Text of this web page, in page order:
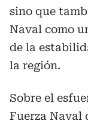
sino que
Naval como
de la
la región.
Sobre el
Fuerza Naval